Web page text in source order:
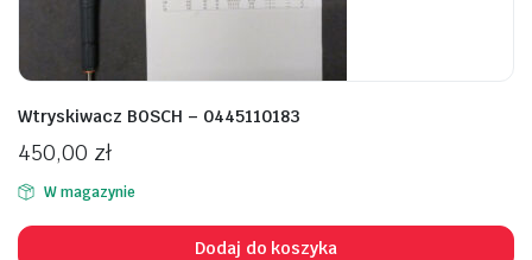
Wtryskiwacz BOSCH – 0445110183
450,00 zł
W magazynie
Dodaj do koszyka